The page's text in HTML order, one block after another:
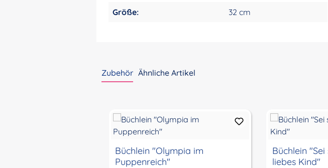
Größe: 32 cm
Zubehör Ähnliche Artikel
Büchlein "Olympia im
Puppenreich"
Büchlein
liebes Kind"